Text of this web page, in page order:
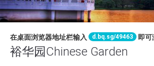
在桌面浏览器地址栏输入 d.bq.sg/49463 即可
裕华园Chinese Garden